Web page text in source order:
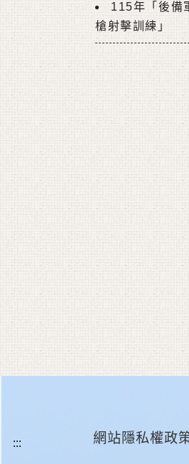
115年「後備
槍射擊訓練」
網站隱私權政